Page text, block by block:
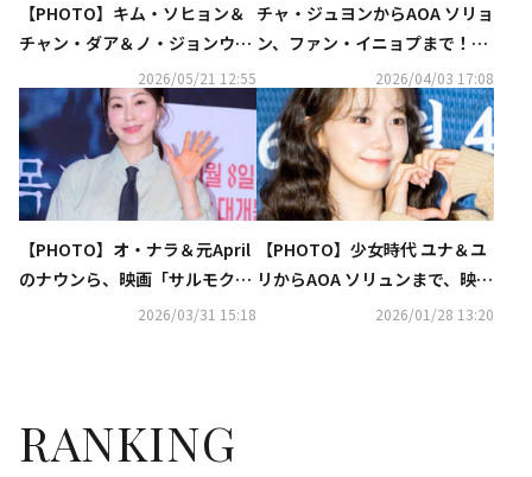
【PHOTO】キム・ソヒョン＆
チャン・ダア＆ノ・ジョンウィ
ら、映画「群体」VIP試写会に
出席
2026/05/21 12:55
チャ・ジュヨンからAOA ソリョ
ン、ファン・イニョプまで！新
ドラマ「人間×九尾狐」豪華ラ
インナップ公開
2026/04/03 17:08
【PHOTO】オ・ナラ＆元April
のナウンら、映画「サルモク
池」VIP試写会に出席2026/03/31 15:18
【PHOTO】少女時代 ユナ＆ユ
リからAOA ソリュンまで、映画
「王と生きる男」VIP試写会に
2026/01/28 13:20
RANKING